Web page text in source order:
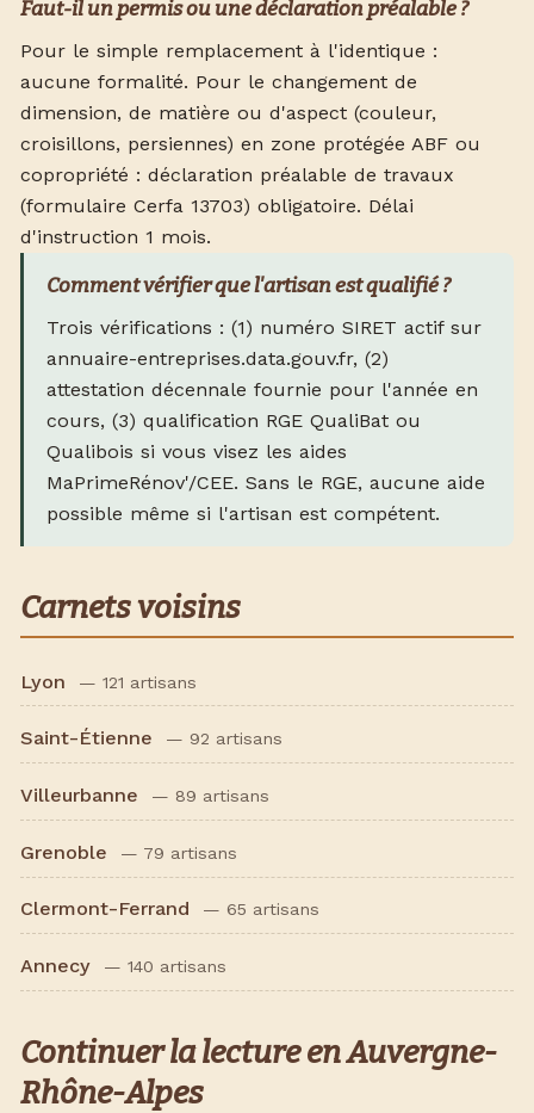
Faut-il un permis ou une déclaration préalable ?
Pour le simple remplacement à l'identique :
aucune formalité. Pour le changement de
dimension, de matière ou d'aspect (couleur,
croisillons, persiennes) en zone protégée ABF ou
copropriété : déclaration préalable de travaux
(formulaire Cerfa 13703) obligatoire. Délai
d'instruction 1 mois.
Comment vérifier que l'artisan est qualifié ?
Trois vérifications : (1) numéro SIRET actif sur
annuaire-entreprises.data.gouv.fr, (2)
attestation décennale fournie pour l'année en
cours, (3) qualification RGE QualiBat ou
Qualibois si vous visez les aides
MaPrimeRénov'/CEE. Sans le RGE, aucune aide
possible même si l'artisan est compétent.
Carnets voisins
Lyon — 121 artisans
Saint-Étienne — 92 artisans
Villeurbanne — 89 artisans
Grenoble — 79 artisans
Clermont-Ferrand — 65 artisans
Annecy — 140 artisans
Continuer la lecture en Auvergne-
Rhône-Alpes